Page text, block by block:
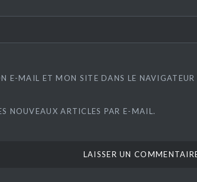
E-MAIL ET MON SITE DANS LE
NOUVEAUX ARTICLES PAR E-MAIL.